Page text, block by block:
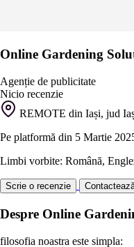
Online Gardening
Agenție de publicitate
Nicio recenzie
REMOTE din Iași, jud
Pe platformă din 5 Martie
Limbi vorbite: Română,
Scrie o recenzie
Despre Online
filosofia noastra este simpla: